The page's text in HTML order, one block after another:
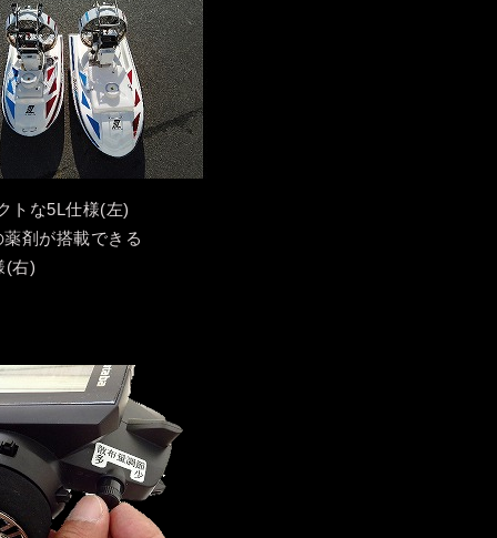
トな5L仕様(左)
剤が搭載できる
(右)